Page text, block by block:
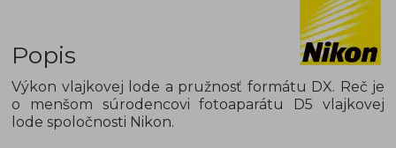
Popis
Výkon vlajkovej lode a pružnosť formátu DX. Reč je
o menšom súrodencovi fotoaparátu D5 vlajkovej
lode spoločnosti Nikon.